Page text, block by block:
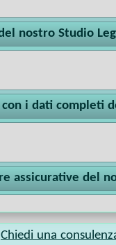
nostro Studio
con i dati completi
assicurative del
Chiedi una